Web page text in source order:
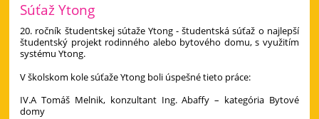
stránka
Súťaž Ytong
20. ročník študentskej sútaže Ytong - študentská súťaž o najlepší
študentský projekt rodinného alebo bytového domu, s využitím
systému Ytong.
V školskom kole súťaže Ytong boli úspešné tieto práce:
IV.A Tomáš Melnik, konzultant Ing. Abaffy – kategória Bytové
domy